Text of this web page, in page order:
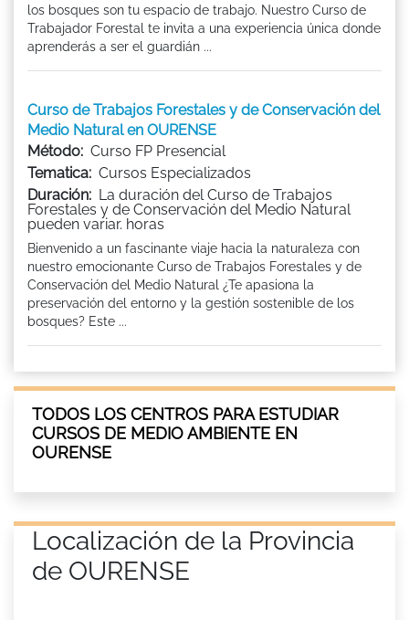
los bosques son tu espacio de trabajo. Nuestro Curso de
Trabajador Forestal te invita a una experiencia única donde
aprenderás a ser el guardián ...
Curso de Trabajos Forestales y de Conservación del
Medio Natural en OURENSE
Método: Curso FP Presencial
Tematica: Cursos Especializados
Duración: La duración del Curso de Trabajos
Forestales y de Conservación del Medio Natural
pueden variar. horas
Bienvenido a un fascinante viaje hacia la naturaleza con
nuestro emocionante Curso de Trabajos Forestales y de
Conservación del Medio Natural ¿Te apasiona la
preservación del entorno y la gestión sostenible de los
bosques? Este ...
TODOS LOS CENTROS PARA ESTUDIAR
CURSOS DE MEDIO AMBIENTE EN
OURENSE
Localización de la Provincia
de OURENSE